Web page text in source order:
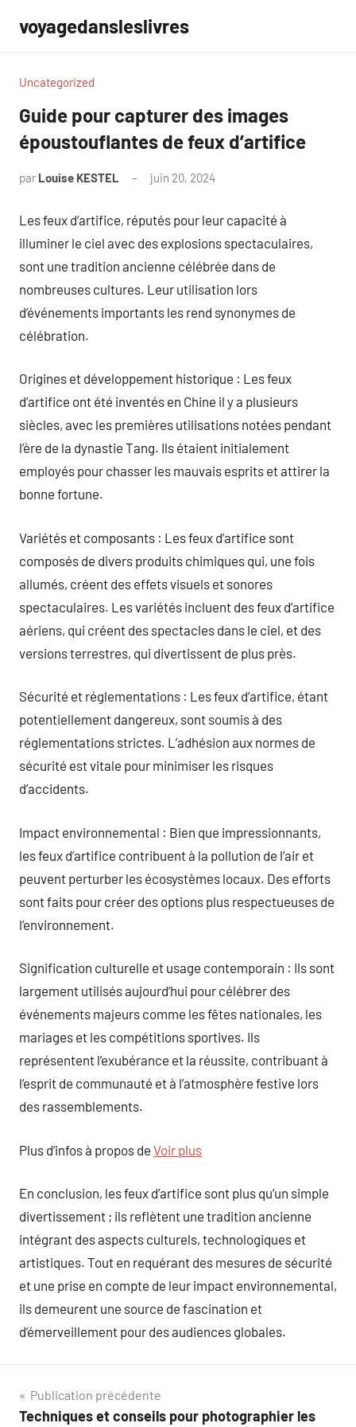
contenu
voyagedansleslivres
Uncategorized
Guide pour capturer des images
époustouflantes de feux d’artifice
par Louise KESTEL juin 20, 2024
Les feux d’artifice, réputés pour leur capacité à
illuminer le ciel avec des explosions spectaculaires,
sont une tradition ancienne célébrée dans de
nombreuses cultures. Leur utilisation lors
d’événements importants les rend synonymes de
célébration.
Origines et développement historique : Les feux
d’artifice ont été inventés en Chine il y a plusieurs
siècles, avec les premières utilisations notées pendant
l’ère de la dynastie Tang. Ils étaient initialement
employés pour chasser les mauvais esprits et attirer la
bonne fortune.
Variétés et composants : Les feux d’artifice sont
composés de divers produits chimiques qui, une fois
allumés, créent des effets visuels et sonores
spectaculaires. Les variétés incluent des feux d’artifice
aériens, qui créent des spectacles dans le ciel, et des
versions terrestres, qui divertissent de plus près.
Sécurité et réglementations : Les feux d’artifice, étant
potentiellement dangereux, sont soumis à des
réglementations strictes. L’adhésion aux normes de
sécurité est vitale pour minimiser les risques
d’accidents.
Impact environnemental : Bien que impressionnants,
les feux d’artifice contribuent à la pollution de l’air et
peuvent perturber les écosystèmes locaux. Des efforts
sont faits pour créer des options plus respectueuses de
l’environnement.
Signification culturelle et usage contemporain : Ils sont
largement utilisés aujourd’hui pour célébrer des
événements majeurs comme les fêtes nationales, les
mariages et les compétitions sportives. Ils
représentent l’exubérance et la réussite, contribuant à
l’esprit de communauté et à l’atmosphère festive lors
des rassemblements.
Plus d’infos à propos de Voir plus
En conclusion, les feux d’artifice sont plus qu’un simple
divertissement ; ils reflètent une tradition ancienne
intégrant des aspects culturels, technologiques et
artistiques. Tout en requérant des mesures de sécurité
et une prise en compte de leur impact environnemental,
ils demeurent une source de fascination et
d’émerveillement pour des audiences globales.
Navigation
Publication précédente
Techniques et conseils pour photographier les